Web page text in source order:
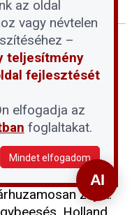
a
zajlik.
az oldal
vagy névtelen
–
teljesítmény
fejlesztését
elfogadja az
foglaltakat.
Mindet elfogadom